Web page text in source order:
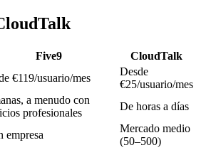
Five9
CloudTalk
€119/usuario/mes
Desde
€25/usuario/mes
a menudo con
profesionales
De horas a días
empresa
Mercado medio
(50–500)